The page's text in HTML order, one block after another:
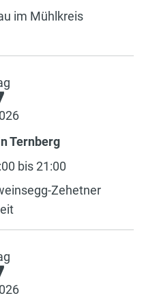
im Mühlkreis
Ternberg
bis 21:00
Zehetner